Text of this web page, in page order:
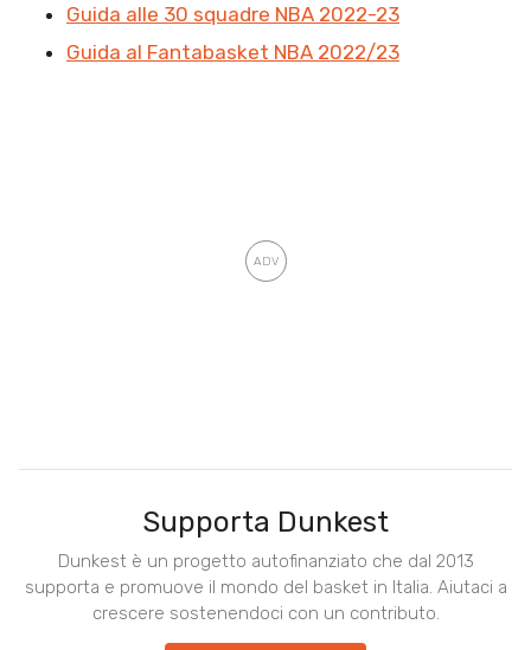
Guida alle 30 squadre NBA 2022-23
Guida al Fantabasket NBA 2022/23
Supporta Dunkest
Dunkest è un progetto autofinanziato che dal 2013
supporta e promuove il mondo del basket in Italia. Aiutaci a
crescere sostenendoci con un contributo.